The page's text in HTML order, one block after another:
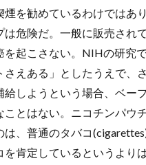
煙を勧めているわけではあ
は危険だ。一般に販売され
を起こさない。NIHの研究
えある」としたうえで、
給しようという場合、ベ
ことはない。ニコチンパウ
、普通のタバコ(cigarettes)
を肯定しているというより